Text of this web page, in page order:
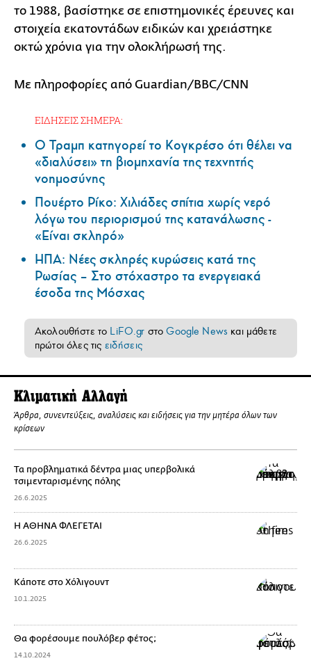
το 1988, βασίστηκε σε επιστημονικές έρευνες και
στοιχεία εκατοντάδων ειδικών και χρειάστηκε
οκτώ χρόνια για την ολοκλήρωσή της.
Με πληροφορίες από Guardian/BBC/CNN
ΕΙΔΗΣΕΙΣ ΣΗΜΕΡΑ:
Ο Τραμπ κατηγορεί το Κογκρέσο ότι θέλει να
«διαλύσει» τη βιομηχανία της τεχνητής
νοημοσύνης
Πουέρτο Ρίκο: Χιλιάδες σπίτια χωρίς νερό
λόγω του περιορισμού της κατανάλωσης -
«Είναι σκληρό»
ΗΠΑ: Nέες σκληρές κυρώσεις κατά της
Ρωσίας – Στο στόχαστρο τα ενεργειακά
έσοδα της Μόσχας
Ακολουθήστε το LiFO.gr στοGoogle News και μάθετε
πρώτοι όλες τις ειδήσεις
Kλιματική Αλλαγή
Άρθρα, συνεντεύξεις, αναλύσεις και ειδήσεις για την μητέρα όλων των
κρίσεων
Τα προβληματικά δέντρα μιας υπερβολικά
τσιμενταρισμένης πόλης
26.6.2025
Η ΑΘΗΝΑ ΦΛΕΓΕΤΑΙ
26.6.2025
Κάποτε στο Χόλιγουντ
10.1.2025
Θα φορέσουμε πουλόβερ φέτος;
14.10.2024